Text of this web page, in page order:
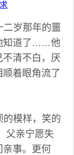
岁那年的噩
知道了……他
清不白，厌
着眼角流了
模样，笑的
父亲宁愿失
亲事。更何